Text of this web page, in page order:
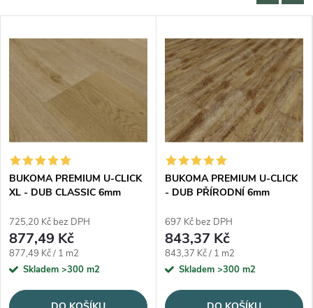
BUKOMA PREMIUM U-CLICK
XL - DUB CLASSIC 6mm
725,20 Kč bez DPH
877,49 Kč
Měrná cena:
877,49 Kč / 1 m2
Skladem >300 m2
BUKOMA PREMIUM U-CLICK
- DUB PŘÍRODNÍ 6mm
697 Kč bez DPH
843,37 Kč
Měrná cena:
843,37 Kč / 1 m2
Skladem >300 m2